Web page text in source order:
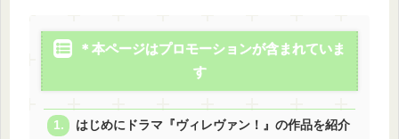
＊本ページはプロモーションが含まれていま
す
はじめにドラマ『ヴィレヴァン！』の作品を紹介